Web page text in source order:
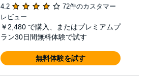
4.2
72件のカスタマー
レビュー
￥2,480 で購入、またはプレミアムプ
ラン30日間無料体験で試す
無料体験を試す